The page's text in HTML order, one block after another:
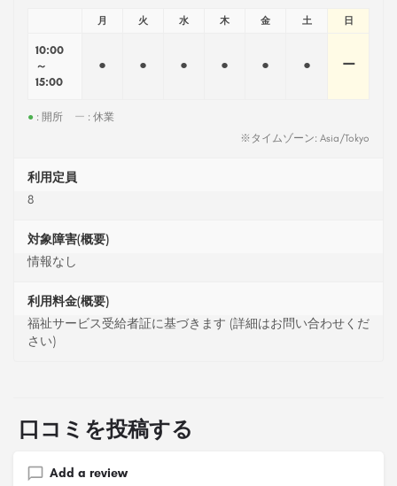
月 火 水 木 金 土 日
10:00
～
15:00
● ● ● ● ● ● ー
● : 開所 ー : 休業
※タイムゾーン: Asia/Tokyo
利用定員
8
対象障害(概要)
情報なし
利用料金(概要)
福祉サービス受給者証に基づきます (詳細はお問い合わせくだ
さい)
口コミを投稿する
Add a review